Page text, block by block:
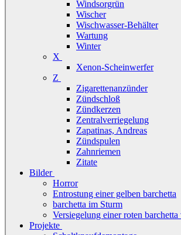
Windsorgrün
Wischer
Wischwasser-Behälter
Wartung
Winter
X
Xenon-Scheinwerfer
Z
Zigarettenanzünder
Zündschloß
Zündkerzen
Zentralverriegelung
Zapatinas, Andreas
Zündspulen
Zahnriemen
Zitate
Bilder
Horror
Entrostung einer gelben barchetta
barchetta im Sturm
Versiegelung einer roten
Projekte